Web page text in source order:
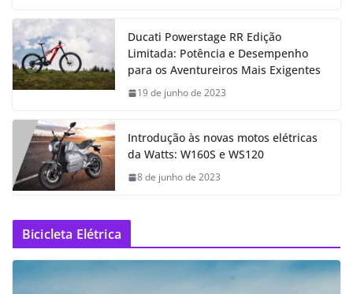
Ducati Powerstage RR Edição
Limitada: Potência e Desempenho
para os Aventureiros Mais Exigentes
19 de junho de 2023
Introdução às novas motos elétricas
da Watts: W160S e WS120
8 de junho de 2023
Bicicleta Elétrica